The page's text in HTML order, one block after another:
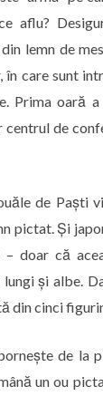
aflu?
lemn de
care sunt
Prima oară
de
de Paști
pictat. Și
doar că
și albe.
din cinci
de la
un ou